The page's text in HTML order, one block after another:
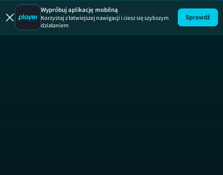
Klinika
Wypróbuj aplikację mobilną
Korzystaj z łatwiejszej nawigacji i ciesz się szybszym
działaniem
Sprawdź